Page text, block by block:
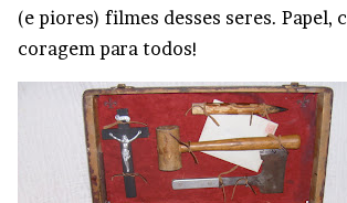
(e piores) filmes desses seres. Papel,
coragem para todos!